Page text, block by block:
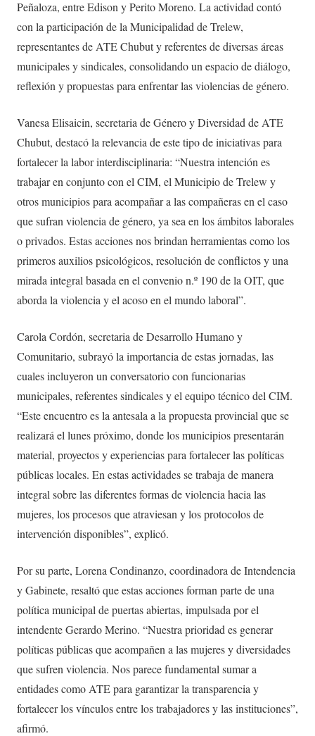
Peñaloza, entre Edison y Perito Moreno. La actividad contó
con la participación de la Municipalidad de Trelew,
representantes de ATE Chubut y referentes de diversas áreas
municipales y sindicales, consolidando un espacio de diálogo,
reflexión y propuestas para enfrentar las violencias de género.
Vanesa Elisaicin, secretaria de Género y Diversidad de ATE
Chubut, destacó la relevancia de este tipo de iniciativas para
fortalecer la labor interdisciplinaria: “Nuestra intención es
trabajar en conjunto con el CIM, el Municipio de Trelew y
otros municipios para acompañar a las compañeras en el caso
que sufran violencia de género, ya sea en los ámbitos laborales
o privados. Estas acciones nos brindan herramientas como los
primeros auxilios psicológicos, resolución de conflictos y una
mirada integral basada en el convenio n.º 190 de la OIT, que
aborda la violencia y el acoso en el mundo laboral”.
Carola Cordón, secretaria de Desarrollo Humano y
Comunitario, subrayó la importancia de estas jornadas, las
cuales incluyeron un conversatorio con funcionarias
municipales, referentes sindicales y el equipo técnico del CIM.
“Este encuentro es la antesala a la propuesta provincial que se
realizará el lunes próximo, donde los municipios presentarán
material, proyectos y experiencias para fortalecer las políticas
públicas locales. En estas actividades se trabaja de manera
integral sobre las diferentes formas de violencia hacia las
mujeres, los procesos que atraviesan y los protocolos de
intervención disponibles”, explicó.
Por su parte, Lorena Condinanzo, coordinadora de Intendencia
y Gabinete, resaltó que estas acciones forman parte de una
política municipal de puertas abiertas, impulsada por el
intendente Gerardo Merino. “Nuestra prioridad es generar
políticas públicas que acompañen a las mujeres y diversidades
que sufren violencia. Nos parece fundamental sumar a
entidades como ATE para garantizar la transparencia y
fortalecer los vínculos entre los trabajadores y las instituciones”,
afirmó.